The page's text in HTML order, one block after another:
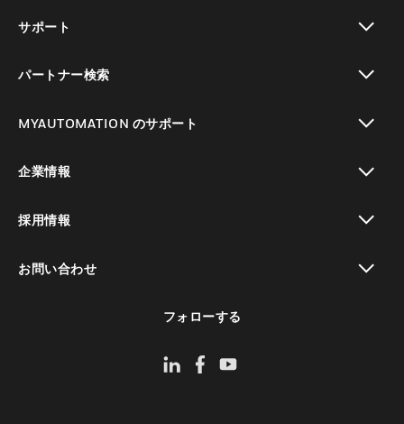
サポート
パートナー検索
MYAUTOMATION のサポート
企業情報
採用情報
お問い合わせ
フォローする